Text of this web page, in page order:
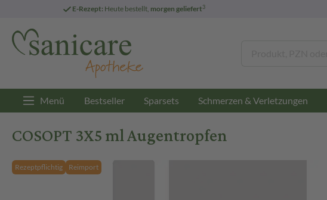
E-Rezept: Heute bestellt, morgen geliefert3
Menü Bestseller Sparsets Schmerzen & Verletzungen
COSOPT 3X5 ml Augentropfen
Rezeptpflichtig Reimport